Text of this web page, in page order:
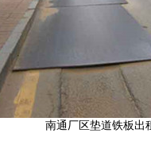
南通厂区垫道铁板出租